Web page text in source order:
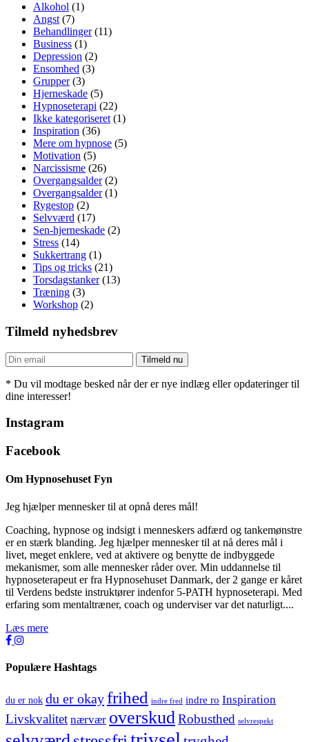
Alkohol (1)
Angst (7)
Behandlinger(11)
Business (1)
Depression (2)
Ensomhed (3)
Grupper(3)
Hjerneskade (5)
Hypnoseterapi (22)
Ikke kategoriseret (1)
Inspiration (36)
Mere om hypnose (5)
Motivation (5)
Narcissisme (26)
Overgangsalder(2)
Overgangsalder(1)
Rygestop (2)
Selvværd (17)
Sen-hjerneskade (2)
Stress (14)
Sukkertrang (1)
Tips og tricks (21)
Torsdagstanker(13)
Træning (3)
Workshop (2)
Tilmeld nyhedsbrev
* Du vil modtage besked når der er nye indlæg eller opdateringer til
dine interesser!
Instagram
Facebook
Om Hypnosehuset Fyn
Jeg hjælper mennesker til at opnå deres mål!
Coaching, hypnose og indsigt i menneskers adfærd og tankemønstre
er en stærk blanding. Jeg hjælper mennesker til at nå deres mål i
livet, meget enklere, ved at aktivere og benytte de indbyggede
mekanismer, som alle mennesker råder over. Min uddannelse til
hypnoseterapeut er fra Hypnosehuset Danmark, der 2 gange er kåret
til Verdens bedste instruktører indenfor 5-PATH hypnoseterapi. Med
erfaring som mentaltræner, coach og underviser var det naturligt....
Læs mere
Populære Hashtags
du er nok du er okayfrihed indre fred indre ro Inspiration
Livskvalitet nærvær overskudRobusthed selvrespekt